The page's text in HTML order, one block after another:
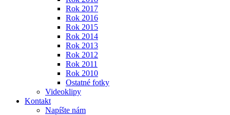
Rok 2017
Rok 2016
Rok 2015
Rok 2014
Rok 2013
Rok 2012
Rok 2011
Rok 2010
Ostatné fotky
Videoklipy
Kontakt
Napíšte nám